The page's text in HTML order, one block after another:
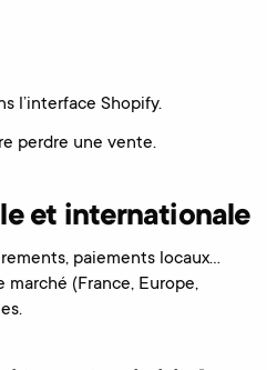
l’interface Shopify.
perdre une vente.
et internationale
paiements locaux…
(France, Europe,